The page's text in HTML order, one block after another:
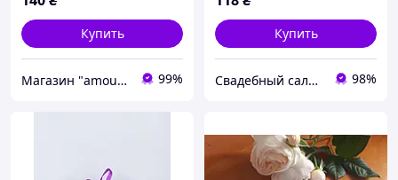
Купить
Магазин "amourshop.net" (Амуршоп) 99%
Купить
Свадебный салон "ПРИНЦЕССА" 98%